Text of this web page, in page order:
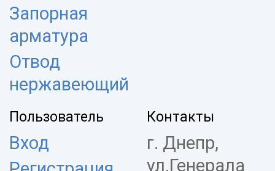
Запорная
арматура
Отвод
нержавеющий
Пользователь
Вход
Контакты
г. Днепр,
ул.Генерала